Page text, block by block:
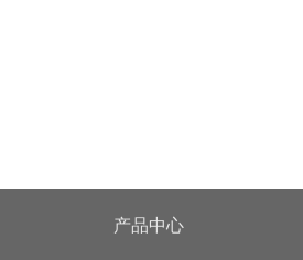
产品中心